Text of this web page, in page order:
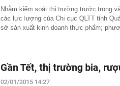
Nhằm kiểm soát thị trường trước trong
các lực lượng của Chi cục QLTT tỉnh
sở sản xuất kinh doanh thực phẩm;
Gần Tết, thị trường bia,
02/01/2015 14:27